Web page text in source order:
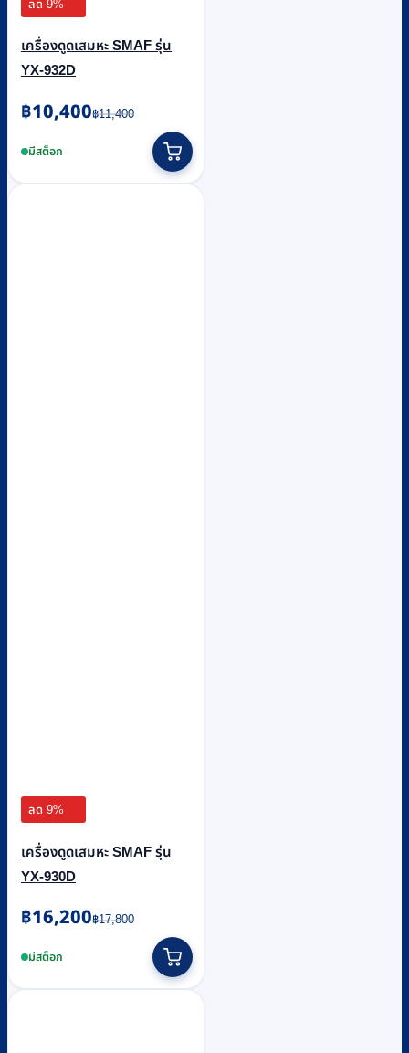
ลด 9%
เครื่องดูดเสมหะ SMAF รุ่น
YX-932D
฿11,400
Original
price
was:
฿10,400
Current
price
is:มีสต็อก
ลด 9%
เครื่องดูดเสมหะ SMAF รุ่น
YX-930D
฿17,800
Original
price
was:
฿16,200
Current
price
is:มีสต็อก